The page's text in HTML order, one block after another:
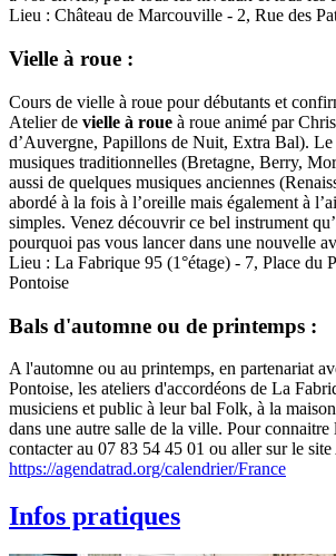
Lieu : Château de Marcouville - 2, Rue des
Vielle à roue :
Cours de vielle à roue pour débutants et
Atelier de vielle à roue à roue animé par
d’Auvergne, Papillons de Nuit, Extra Bal). Le
musiques traditionnelles (Bretagne, Berry,
aussi de quelques musiques anciennes
abordé à la fois à l’oreille mais également à
simples. Venez découvrir ce bel instrument
pourquoi pas vous lancer dans une nouvelle
Lieu : La Fabrique 95 (1°étage) - 7, Place du
Pontoise
Bals d'automne ou de printemps :
A l'automne ou au printemps, en partenariat
Pontoise, les ateliers d'accordéons de La
musiciens et public à leur bal Folk, à la
dans une autre salle de la ville. Pour connaitre
contacter au 07 83 54 45 01 ou aller sur le
https://agendatrad.org/calendrier/France
Infos pratiques